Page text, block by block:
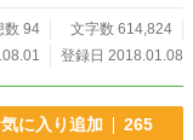
数 94
文字数 614,824
登録日 2018.01.08
に入り追加 265